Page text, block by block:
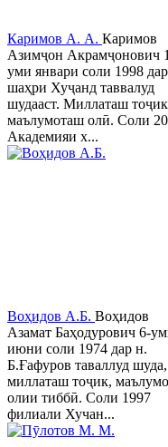
Каримов А. А. Каримов
Азимҷон Акрамҷонович
уми январи соли 1998 дар
шаҳри Хуҷанд таввалуд
шудааст. Миллаташ
маълумоташ олӣ. Соли
Академияи х...
Воҳидов А.Б. Воҳидов
Азамат Баҳодурович 6-
июни соли 1974 дар н.
Б.Ғафуров таваллуд шуда,
миллаташ тоҷик,
олии тиббӣ. Соли 1997
филиали Хучан...